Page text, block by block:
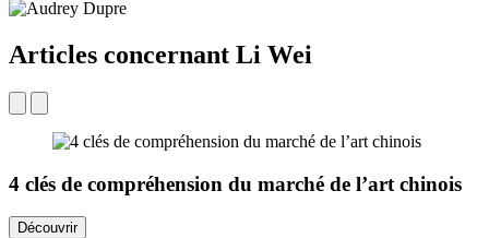
Articles concernant Li Wei
4 clés de compréhension du marché de l’art chinois
Découvrir